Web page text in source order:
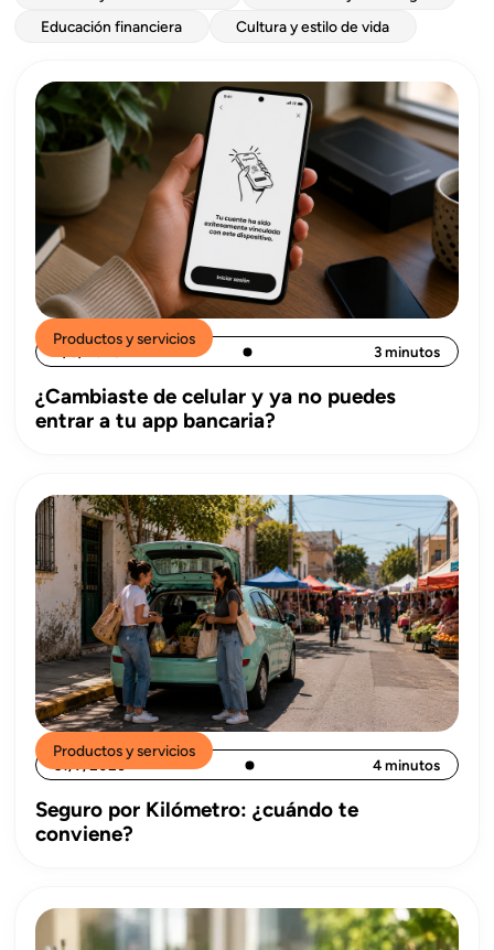
Educación financiera
Cultura y estilo de vida
Productos y servicios
3 minutos
¿Cambiaste de celular y ya no puedes
entrar a tu app bancaria?
Productos y servicios
31/7/2026 4 minutos
Seguro por Kilómetro: ¿cuándo te
conviene?